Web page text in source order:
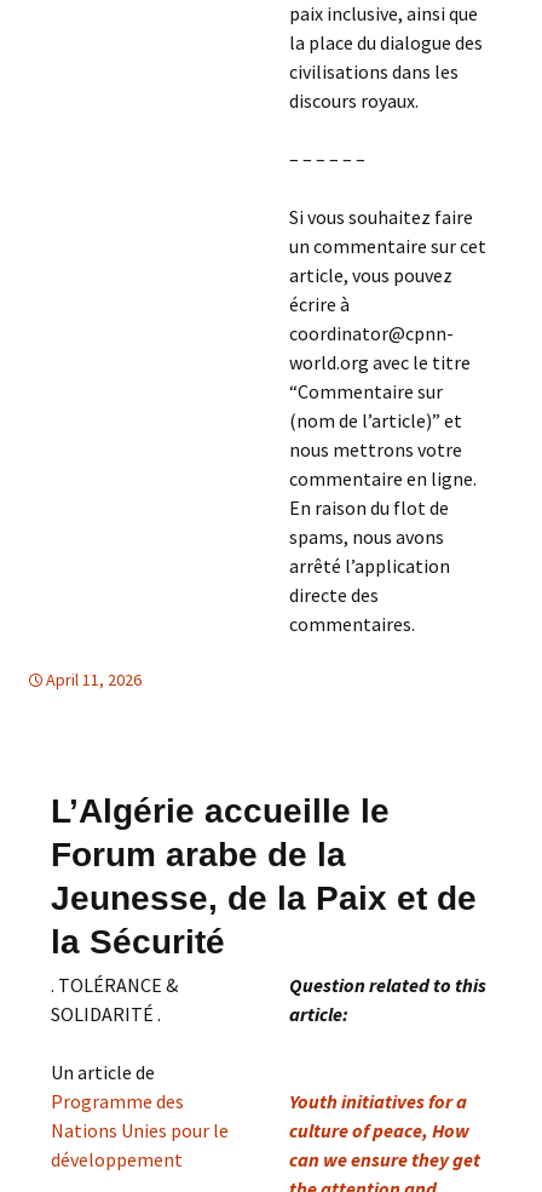
paix inclusive, ainsi que
la place du dialogue des
civilisations dans les
discours royaux.
– – – – – –
Si vous souhaitez faire
un commentaire sur cet
article, vous pouvez
écrire à
coordinator@cpnn-
world.org avec le titre
“Commentaire sur
(nom de l’article)” et
nous mettrons votre
commentaire en ligne.
En raison du flot de
spams, nous avons
arrêté l’application
directe des
commentaires.
April 11, 2026
L’Algérie accueille le
Forum arabe de la
Jeunesse, de la Paix et de
la Sécurité
. TOLÉRANCE &
SOLIDARITÉ .
Un article de
Programme des
Nations Unies pour le
développement
Question related to this
article:
Youth initiatives for a
culture of peace, How
can we ensure they get